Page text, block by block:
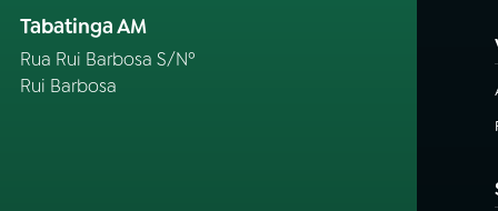
Tabatinga AM
Rua Rui Barbosa S/Nº
Rui Barbosa